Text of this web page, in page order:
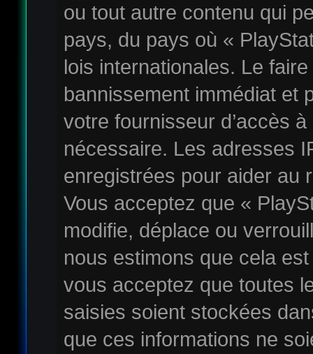
ou tout autre contenu qui
pays, du pays où «
lois internationales. Le
bannissement immédiat et
votre fournisseur d’accès
nécessaire. Les adresses
enregistrées pour aider au
Vous acceptez que «
modifie, déplace ou
nous estimons que cela
vous acceptez que toutes
saisies soient stockées
que ces informations ne